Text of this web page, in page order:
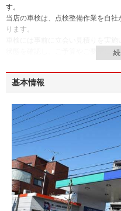
す。
当店の車検は、点検整備作業を自
ります。
状態を確認し、ご予算やご要望に合
車検を担当する整備士は、国家資
ざいますので、どうぞ安心してお車
当店では車検以外にも、燃料油（
をご提供しております。
基本情報